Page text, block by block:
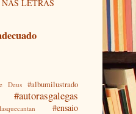
LETRAS
Deus
#albumilustrado
#autorasgalegas
#ensaio